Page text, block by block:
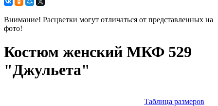
Внимание! Расцветки могут отличаться от представленных на
фото!
Костюм женский МКФ 529
"Джульета"
Таблица размеров